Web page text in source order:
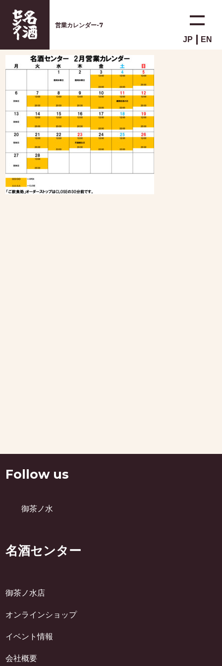
営業カレンダー-7
JP EN
Follow us
御茶ノ水
名酒センター
御茶ノ水店
オンラインショップ
イベント情報
会社概要